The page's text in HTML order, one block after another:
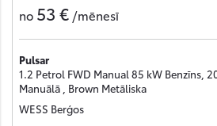
no 53 € /mēnesī
Pulsar
1.2 Petrol FWD Manual 85 kW Benzīns,
Manuālā , Brown Metāliska
WESS Berģos